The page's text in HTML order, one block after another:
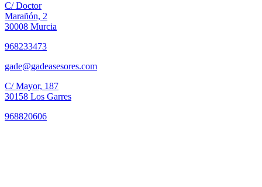
C/ Doctor
Marañón, 2
30008 Murcia
968233473
gade@gadeasesores.com
C/ Mayor, 187
30158 Los Garres
968820606